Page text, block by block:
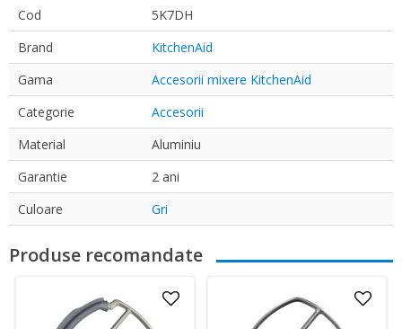
Cod
5K7DH
Brand
KitchenAid
Gama
Accesorii mixere KitchenAid
Categorie
Accesorii
Material
Aluminiu
Garantie
2 ani
Culoare
Gri
Produse recomandate